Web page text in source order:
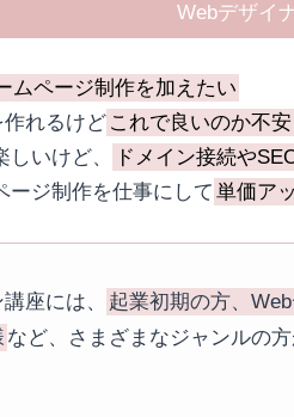
Webデザイ
ムページ制作を加えたい
れるけど これで良いのか不安
いけど、
ドメイン接続や
ージ制作を仕事にして 単価ア
座には、
起業初期の方、
など、さまざまなジャンルの